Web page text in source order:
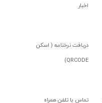
اخبار
دریافت نرخنامه ( اسکن
QRCODE)
تماس با تلفن همراه